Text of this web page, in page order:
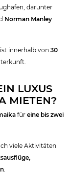
darunter
Norman Manley
innerhalb von 30
LUXUS
MIETEN?
für eine bis zwei
viele Aktivitäten
.